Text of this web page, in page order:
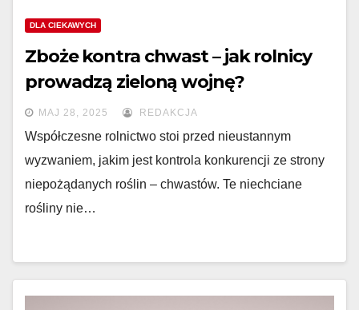
DLA CIEKAWYCH
Zboże kontra chwast – jak rolnicy
prowadzą zieloną wojnę?
MAJ 28, 2025 REDAKCJA
Współczesne rolnictwo stoi przed nieustannym
wyzwaniem, jakim jest kontrola konkurencji ze strony
niepożądanych roślin – chwastów. Te niechciane
rośliny nie…